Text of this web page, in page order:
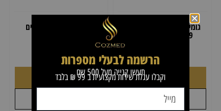
Z419 – מארז 50 גרם
לקבל הצעת מחיר
הוספה לסל
גומיות סיליקון לאוזניים
הוספה לסל
הרשמה לבעלי מספרות
תעשו קנייה מעל 500 שח
וקבלו עגלת שירות מקצועית ב 99 ₪ בלבד